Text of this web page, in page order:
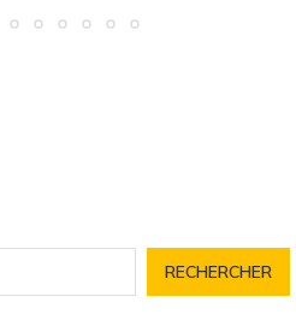
RECHERCHER